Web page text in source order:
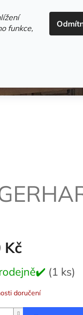
funkce,
Kč
(1 ks)
doručení